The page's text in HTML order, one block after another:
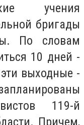
учения
бригады
По словам
10 дней -
выходные -
119-й
Причем,